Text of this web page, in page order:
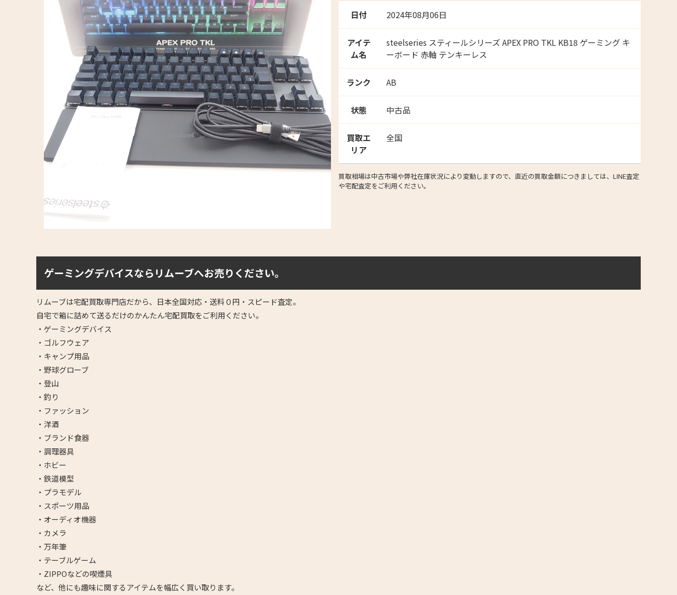
日付 2024年08月06日
アイテ
ム名
steelseries スティールシリーズ APEX PRO TKL KB18 ゲーミング キ
ーボード 赤軸 テンキーレス
ランク AB
状態 中古品
買取エ
リア
全国
買取相場は中古市場や弊社在庫状況により変動しますので、直近の買取金額につきましては、LINE査定
や宅配査定をご利用ください。
ゲーミングデバイスならリムーブへお売りください。
リムーブは宅配買取専門店だから、日本全国対応・送料０円・スピード査定。
自宅で箱に詰めて送るだけのかんたん宅配買取をご利用ください。
・ゲーミングデバイス
・ゴルフウェア
・キャンプ用品
・野球グローブ
・登山
・釣り
・ファッション
・洋酒
・ブランド食器
・調理器具
・ホビー
・鉄道模型
・プラモデル
・スポーツ用品
・オーディオ機器
・カメラ
・万年筆
・テーブルゲーム
・ZIPPOなどの喫煙具
など、他にも趣味に関するアイテムを幅広く買い取ります。